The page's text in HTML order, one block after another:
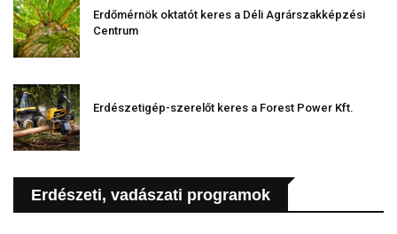
Erdőmérnök oktatót keres a Déli Agrárszakképzési
Centrum
Erdészetigép-szerelőt keres a Forest Power Kft.
Erdészeti, vadászati programok